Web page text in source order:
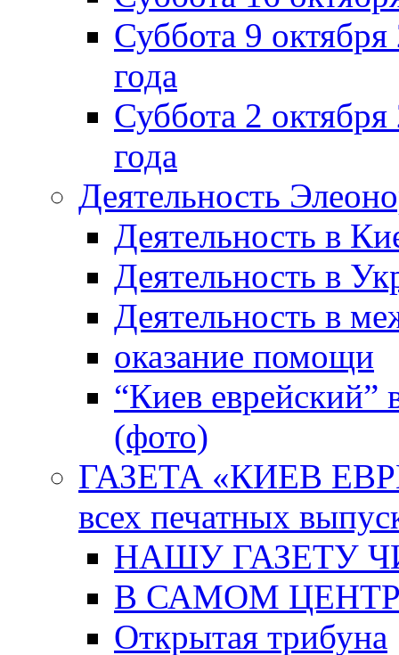
Суббота 9
года
Суббота 2
года
Деятельность
Деятельность в
Деятельность в
Деятельность в
оказание помощи
“Киев еврейский”
(фото)
ГАЗЕТА «КИЕВ
всех печатных
НАШУ ГАЗЕТУ
В САМОМ
Открытая трибуна